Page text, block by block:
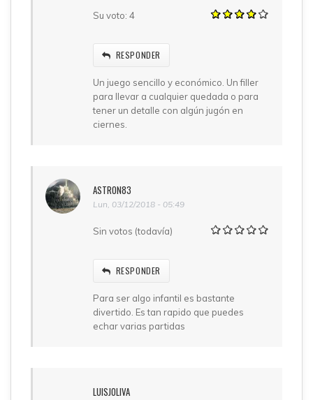
Su voto: 4
RESPONDER
Un juego sencillo y económico. Un filler
para llevar a cualquier quedada o para
tener un detalle con algún jugón en
ciernes.
ASTRON83
Lun, 03/12/2018 - 05:49
Sin votos (todavía)
RESPONDER
Para ser algo infantil es bastante
divertido. Es tan rapido que puedes
echar varias partidas
LUISJOLIVA